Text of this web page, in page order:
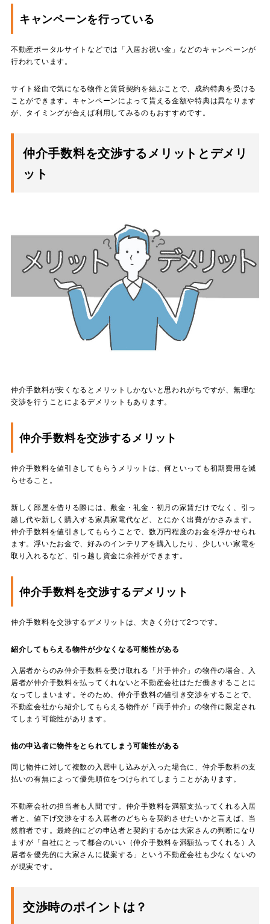
キャンペーンを行っている
不動産ポータルサイトなどでは「入居お祝い金」などのキャンペーンが
行われています。
サイト経由で気になる物件と賃貸契約を結ぶことで、成約特典を受ける
ことができます。キャンペーンによって貰える金額や特典は異なります
が、タイミングが合えば利用してみるのもおすすめです。
仲介手数料を交渉するメリットとデメリ
ット
仲介手数料が安くなるとメリットしかないと思われがちですが、無理な
交渉を行うことによるデメリットもあります。
仲介手数料を交渉するメリット
仲介手数料を値引きしてもらうメリットは、何といっても初期費用を減
らせること。
新しく部屋を借りる際には、敷金・礼金・初月の家賃だけでなく、引っ
越し代や新しく購入する家具家電代など、とにかく出費がかさみます。
仲介手数料を値引きしてもらうことで、数万円程度のお金を浮かせられ
ます。浮いたお金で、好みのインテリアを購入したり、少しいい家電を
取り入れるなど、引っ越し資金に余裕ができます。
仲介手数料を交渉するデメリット
仲介手数料を交渉するデメリットは、大きく分けて2つです。
紹介してもらえる物件が少なくなる可能性がある
入居者からのみ仲介手数料を受け取れる「片手仲介」の物件の場合、入
居者が仲介手数料を払ってくれないと不動産会社はただ働きすることに
なってしまいます。そのため、仲介手数料の値引き交渉をすることで、
不動産会社から紹介してもらえる物件が「両手仲介」の物件に限定され
てしまう可能性があります。
他の申込者に物件をとられてしまう可能性がある
同じ物件に対して複数の入居申し込みが入った場合に、仲介手数料の支
払いの有無によって優先順位をつけられてしまうことがあります。
不動産会社の担当者も人間です。仲介手数料を満額支払ってくれる入居
者と、値下げ交渉をする入居者のどちらを契約させたいかと言えば、当
然前者です。最終的にどの申込者と契約するかは大家さんの判断になり
ますが「自社にとって都合のいい（仲介手数料を満額払ってくれる）入
居者を優先的に大家さんに提案する」という不動産会社も少なくないの
が現実です。
交渉時のポイントは？